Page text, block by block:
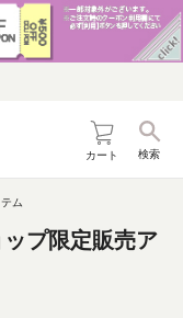
カート 検索
ム
ップ限定販売ア